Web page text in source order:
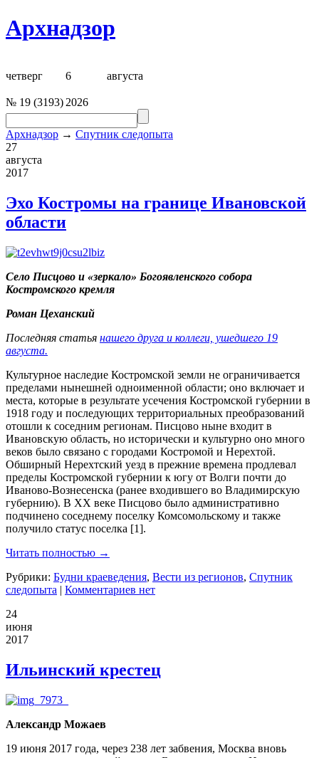
Архнадзор
четверг 6 августа
№ 19 (3193) 2026
Архнадзор → Спутник следопыта
27
августа
2017
Эхо Костромы на границе Ивановской
области
Село Писцово и «зеркало» Богоявленского собора
Костромского кремля
Роман Цеханский
Последняя статья нашего друга и коллеги, ушедшего 19
августа.
Культурное наследие Костромской земли не ограничивается
пределами нынешней одноименной области; оно включает и
места, которые в результате усечения Костромской губернии в
1918 году и последующих территориальных преобразований
отошли к соседним регионам. Писцово ныне входит в
Ивановскую область, но исторически и культурно оно много
веков было связано с городами Костромой и Нерехтой.
Обширный Нерехтский уезд в прежние времена продлевал
пределы Костромской губернии к югу от Волги почти до
Иваново-Вознесенска (ранее входившего во Владимирскую
губернию). В ХХ веке Писцово было административно
подчинено соседнему поселку Комсомольскому и также
получило статус поселка [1].
Читать полностью →
Рубрики: Будни краеведения, Вести из регионов, Спутник
следопыта | Комментариев нет
24
июня
2017
Ильинский крестец
Александр Можаев
19 июня 2017 года, через 238 лет забвения, Москва вновь